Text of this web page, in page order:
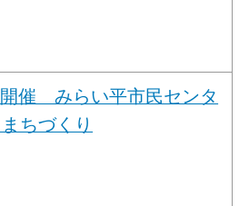
催 みらい平市民センタ
ちづくり